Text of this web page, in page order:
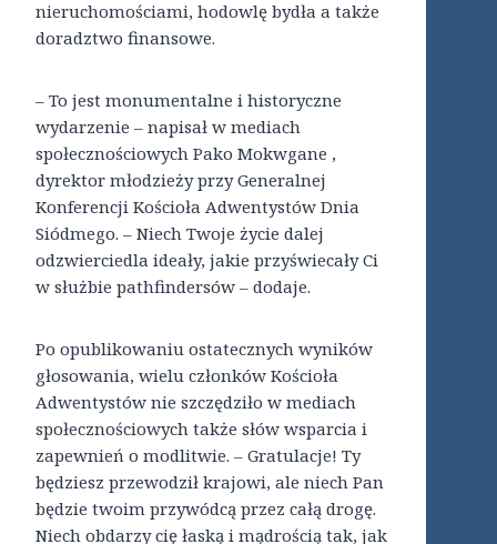
nieruchomościami, hodowlę bydła a także
doradztwo finansowe.
– To jest monumentalne i historyczne
wydarzenie – napisał w mediach
społecznościowych Pako Mokwgane ,
dyrektor młodzieży przy Generalnej
Konferencji Kościoła Adwentystów Dnia
Siódmego. – Niech Twoje życie dalej
odzwierciedla ideały, jakie przyświecały Ci
w służbie pathfindersów – dodaje.
Po opublikowaniu ostatecznych wyników
głosowania, wielu członków Kościoła
Adwentystów nie szczędziło w mediach
społecznościowych także słów wsparcia i
zapewnień o modlitwie. – Gratulacje! Ty
będziesz przewodził krajowi, ale niech Pan
będzie twoim przywódcą przez całą drogę.
Niech obdarzy cię łaską i mądrością tak, jak